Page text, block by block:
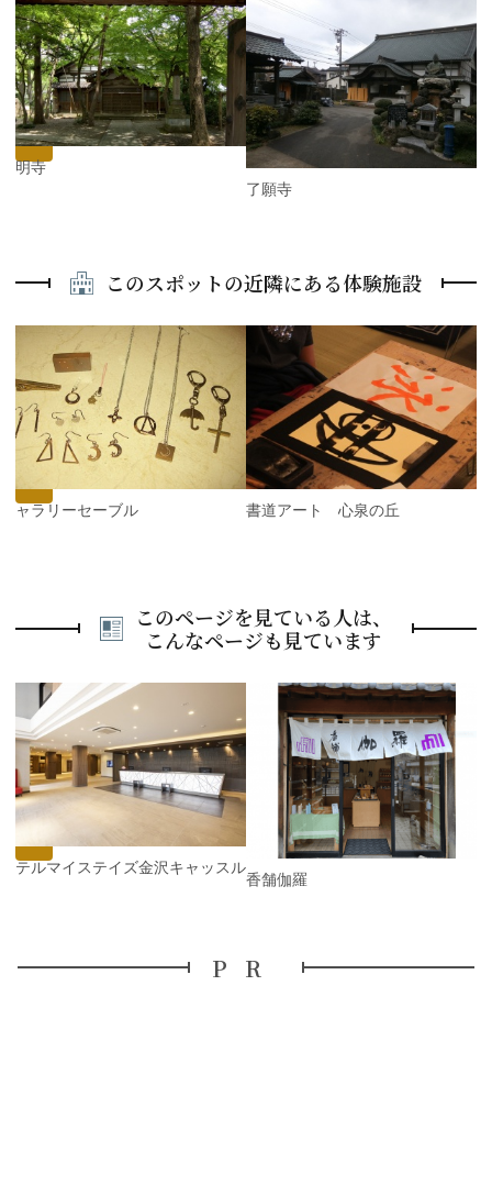
P
r
e
v
i
o
u
s
静明寺
了願寺
N
e
x
t
このスポットの近隣にある体験施設
e
v
ギャラリーセーブル 書道アート 心泉の丘
N
e
x
t
このページを見ている人は、
こんなページも見ています
P
r
e
v
i
o
u
ホテルマイステイズ金沢キャッスル
香舗伽羅
PR